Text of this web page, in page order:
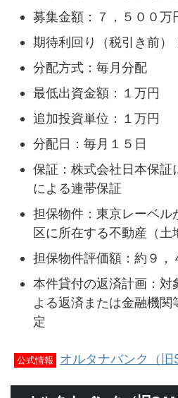
募集金額：７，５００万
期待利回り（税引き前）
分配方式：毎月分配
最低出資金額：１万円
追加投資単位：１万円
分配日：毎月１５日
保証：株式会社日本保証
による連帯保証
担保物件：東京レーベル
区に所在する不動産（土
担保物件評価額：約９，
本件貸付の返済計画：対
よる返済または金融機
定
公式情報 オルタナバンク（旧